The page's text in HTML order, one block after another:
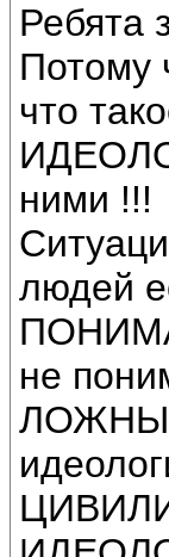
Ребята
что
ними !!!
людей
не